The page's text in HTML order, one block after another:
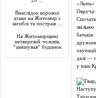
Внаслідок ворожої
атаки на Житомир є
загиблі та постраж ...
На Житомирщині
нетверезий чоловік
“замінував” будинок